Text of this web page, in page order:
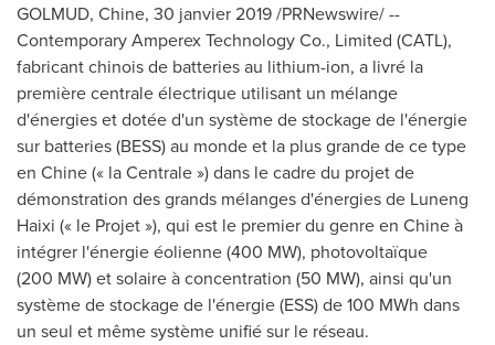
GOLMUD, Chine, 30 janvier 2019 /PRNewswire/ --
Contemporary Amperex Technology Co., Limited (CATL),
fabricant chinois de batteries au lithium-ion, a livré la
première centrale électrique utilisant un mélange
d'énergies et dotée d'un système de stockage de l'énergie
sur batteries (BESS) au monde et la plus grande de ce type
en Chine (« la Centrale ») dans le cadre du projet de
démonstration des grands mélanges d'énergies de Luneng
Haixi (« le Projet »), qui est le premier du genre en Chine à
intégrer l'énergie éolienne (400 MW), photovoltaïque
(200 MW) et solaire à concentration (50 MW), ainsi qu'un
système de stockage de l'énergie (ESS) de100 MWh dans
un seul et même système unifié sur le réseau.